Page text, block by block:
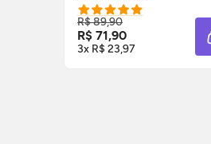
R$ 89,90
R$ 71,90
3x R$ 23,97
COMPRE AGORA ❯